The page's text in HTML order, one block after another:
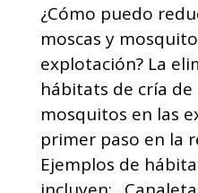
¿Cómo puedo
moscas y
explotación? La
hábitats de cría de
mosquitos en las
primer paso en la
Ejemplos de